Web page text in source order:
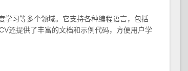
习等多个领域。它支持各种编程语言，包括
还提供了丰富的文档和示例代码，方便用户学